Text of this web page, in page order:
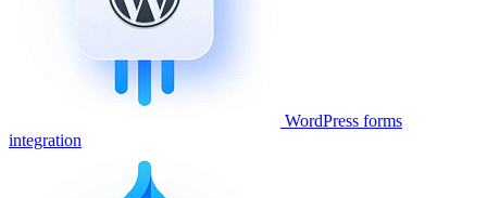
WordPress forms
integration